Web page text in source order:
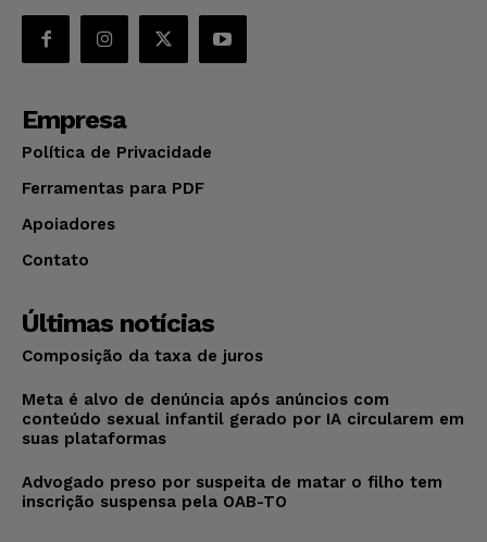
Empresa
Política de Privacidade
Ferramentas para PDF
Apoiadores
Contato
Últimas notícias
Composição da taxa de juros
Meta é alvo de denúncia após anúncios com
conteúdo sexual infantil gerado por IA circularem em
suas plataformas
Advogado preso por suspeita de matar o filho tem
inscrição suspensa pela OAB-TO